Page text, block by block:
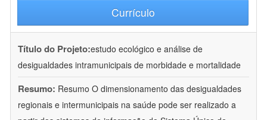
Currículo
Título do Projeto:estudo ecológico e análise de
desigualdades intramunicipais de morbidade e mortalidade
Resumo: Resumo O dimensionamento das desigualdades
regionais e intermunicipais na saúde pode ser realizado a